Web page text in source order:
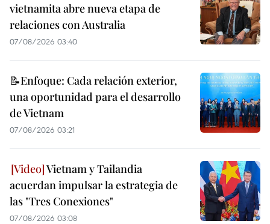
vietnamita abre nueva etapa de
relaciones con Australia
07/08/2026 03:40
📝Enfoque: Cada relación exterior,
una oportunidad para el desarrollo
de Vietnam
07/08/2026 03:21
Vietnam y Tailandia
acuerdan impulsar la estrategia de
las "Tres Conexiones"
07/08/2026 03:08